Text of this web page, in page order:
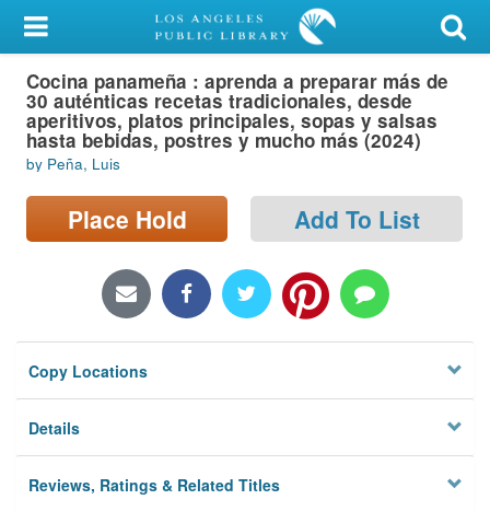
My Account
Library Card
Sign In
Search
Locations/Hours (external
Cocina panameña : aprenda a preparar más de
30 auténticas recetas tradicionales, desde
aperitivos, platos principales, sopas y salsas
hasta bebidas, postres y mucho más (2024)
by Peña, Luis
Place Hold Add To List
Copy Locations
Details
Reviews, Ratings & Related Titles